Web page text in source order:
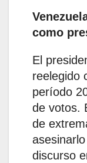
como
El
reelegido
período
de votos.
de
discurso